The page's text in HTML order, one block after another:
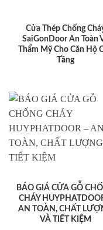
Cửa Thép Chống
SaiGonDoor An Toàn
Thẩm Mỹ Cho Căn Hộ
Tầng
BÁO GIÁ CỬA GỖ
CHÁY
AN TOÀN, CHẤT
VÀ TIẾT KIỆM